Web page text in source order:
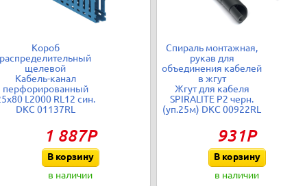
Короб
распределительный
щелевой
Кабель-канал
перфорированный
L2000 RL12 син.
DKC 01137RL
1 887Р
В корзину
в наличии
Спираль монтажная,
рукав для
объединения кабелей
в жгут
Жгут для кабеля
SPIRALITE P2 черн.
(уп.25м) DKC 00922RL
931Р
В корзину
в наличии